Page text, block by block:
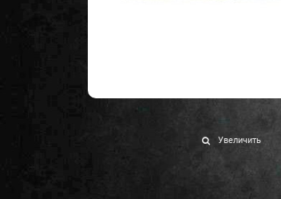
Увеличить